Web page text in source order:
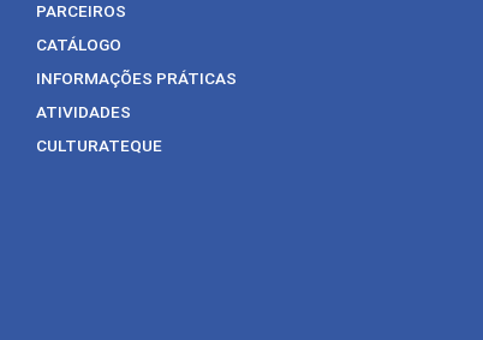
PARCEIROS
CATÁLOGO
INFORMAÇÕES PRÁTICAS
ATIVIDADES
CULTURATEQUE